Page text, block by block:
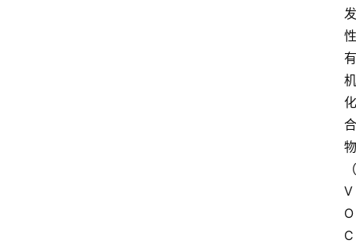
发
性
有
机
化
合
物
（
V
O
C